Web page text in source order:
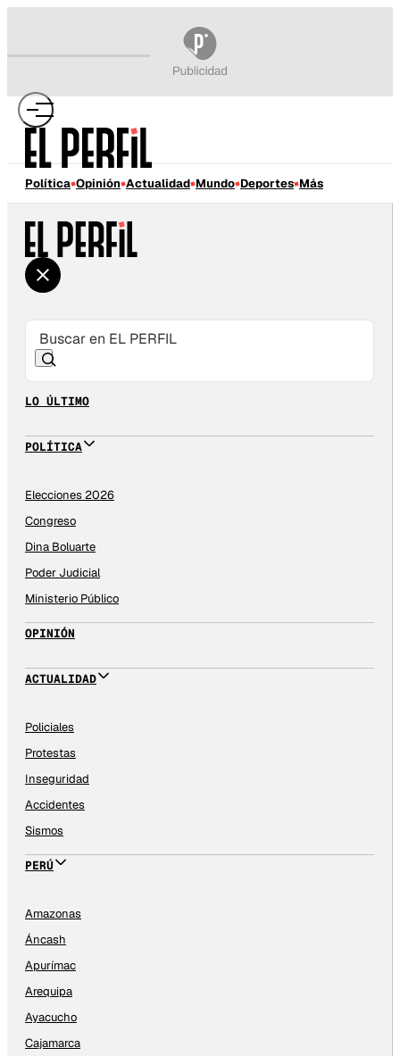
Política Opinión Actualidad Mundo Deportes Más
LO ÚLTIMO
POLÍTICA
Elecciones 2026
Congreso
Dina Boluarte
Poder Judicial
Ministerio Público
OPINIÓN
ACTUALIDAD
Policiales
Protestas
Inseguridad
Accidentes
Sismos
PERÚ
Amazonas
Áncash
Apurímac
Arequipa
Ayacucho
Cajamarca